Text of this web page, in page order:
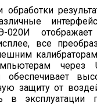
020И
все
через
обеспечивает
защиту от
в эксплуатации